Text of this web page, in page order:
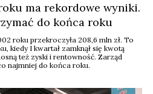
ma rekordowe wyniki.
do końca roku
roku przekroczyła 208,6 mln zł. To
kiedy I kwartał zamknął się kwotą
też zyski i rentowność. Zarząd
najmniej do końca roku.